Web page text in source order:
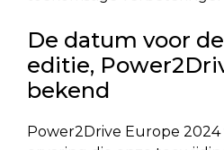
De datum voor
editie,
bekend
Power2Drive Europe